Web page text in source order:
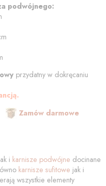
podwójnego:
przydatny w dokręcaniu
Zamów darmowe
i karnisze podwójne docinane
karnisze sufitowe jak i
wszystkie elementy